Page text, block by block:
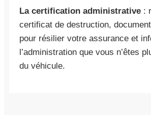
La certification administrative :
certificat de destruction,
pour résilier votre assurance et
l’administration que vous n’êtes
du véhicule.